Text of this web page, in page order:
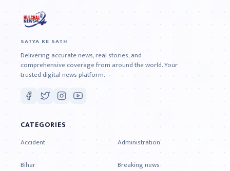
SATYA KE SATH
Delivering accurate news, real stories, and
comprehensive coverage from around the world. Your
trusted digital news platform.
CATEGORIES
Accident
Administration
Bihar
Breaking news